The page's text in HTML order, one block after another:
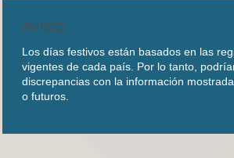
AVISO
Los días festivos están basados en las
vigentes de cada país. Por lo tanto,
discrepancias con la información
o futuros.